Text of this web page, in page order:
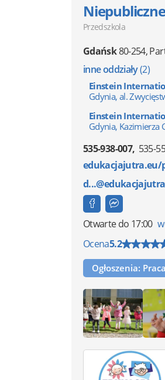
Przedszkola
Gdańsk80-254,
inne oddziały(2)
Einstein
Gdynia, al.
Einstein
Gdynia, Kazimierza
535-938-007 535-
edukacjajutra.eu/
Otwartedo 17:00
Ocena5.2
Ogłoszenia: Praca